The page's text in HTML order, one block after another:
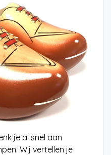
je al snel aan
Wij vertellen je